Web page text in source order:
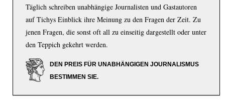
Täglich schreiben unabhängige Journalisten und Gastautoren
auf Tichys Einblick ihre Meinung zu den Fragen der Zeit. Zu
jenen Fragen, die sonst oft all zu einseitig dargestellt oder unter
den Teppich gekehrt werden.
DEN PREIS FÜR UNABHÄNGIGEN JOURNALISMUS
BESTIMMEN SIE.